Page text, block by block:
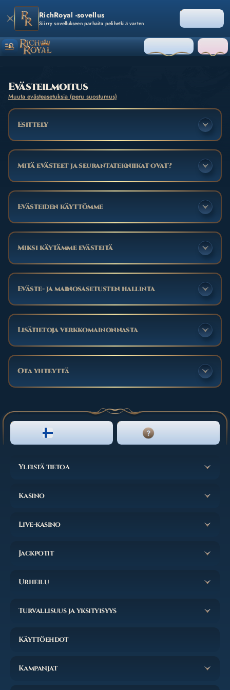
RichRoyal -sovellus
Siirry sovellukseen parhaita pelihetkiä varten
Evästeilmoitus
Muuta evästeasetuksia (peru suostumus)
Esittely
Mitä evästeet ja seurantatekniikat ovat?
Evästeiden käyttömme
Miksi käytämme evästeitä
Eväste- ja mainosasetusten hallinta
Lisätietoja verkkomainonnasta
Ota yhteyttä
Yleistä tietoa
Kasino
Live-kasino
Jackpotit
Urheilu
Turvallisuus ja yksityisyys
Käyttöehdot
Kampanjat